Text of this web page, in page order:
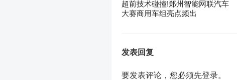
超前技术碰撞!郑州智能网联汽车
大赛商用车组亮点频出
发表回复
要发表评论，您必须先登录。